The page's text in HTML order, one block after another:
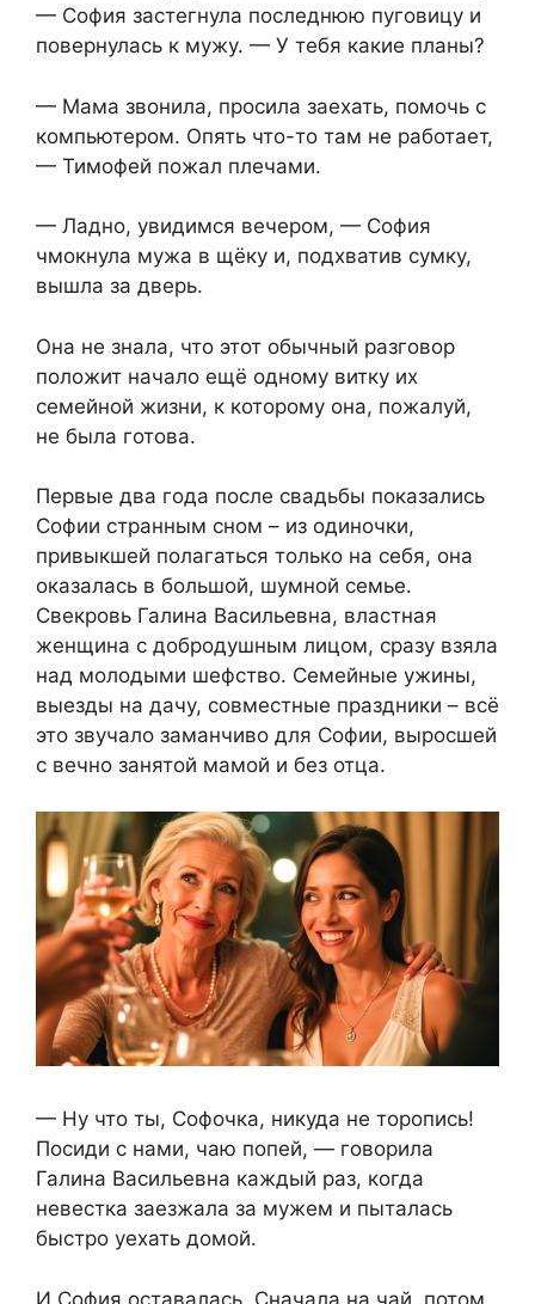
— София застегнула последнюю пуговицу и
повернулась к мужу. — У тебя какие планы?
— Мама звонила, просила заехать, помочь с
компьютером. Опять что-то там не работает,
— Тимофей пожал плечами.
— Ладно, увидимся вечером, — София
чмокнула мужа в щёку и, подхватив сумку,
вышла за дверь.
Она не знала, что этот обычный разговор
положит начало ещё одному витку их
семейной жизни, к которому она, пожалуй,
не была готова.
Первые два года после свадьбы показались
Софии странным сном – из одиночки,
привыкшей полагаться только на себя, она
оказалась в большой, шумной семье.
Свекровь Галина Васильевна, властная
женщина с добродушным лицом, сразу взяла
над молодыми шефство. Семейные ужины,
выезды на дачу, совместные праздники – всё
это звучало заманчиво для Софии, выросшей
с вечно занятой мамой и без отца.
— Ну что ты, Софочка, никуда не торопись!
Посиди с нами, чаю попей, — говорила
Галина Васильевна каждый раз, когда
невестка заезжала за мужем и пыталась
быстро уехать домой.
И София оставалась. Сначала на чай, потом